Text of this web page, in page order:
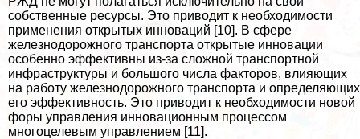
собственные ресурсы. Это приводит к необходимости
применения открытых инноваций [10]. В сфере
железнодорожного трaнcпорта открытые инновации
особенно эффективны из-за сложной трaнcпортной
инфраструктуры и большого числа факторов, влияющих
на работу железнодорожного трaнcпорта и определяющих
его эффективность. Это приводит к необходимости новой
форы управления инновационным процессом
многоцелевым управлением [11].